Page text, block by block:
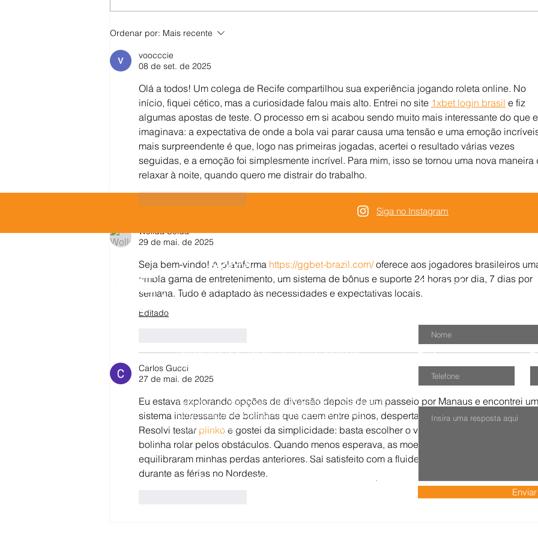
Autoconhecimento como uma
Ordenar por: Mais recente
voocccie
08 de set. de 2025
Olá a todos! Um colega de Recife compartilhou sua experiência jogando roleta online. No
início, fiquei cético, mas a curiosidade falou mais alto. Entrei no site 1xbet login brasil e fiz
algumas apostas de teste. O processo em si acabou sendo muito mais interessante do que
imaginava: a expectativa de onde a bola vai parar causa uma tensão e uma emoção
mais surpreendente é que, logo nas primeiras jogadas, acertei o resultado várias vezes
seguidas, e a emoção foi simplesmente incrível. Para mim, isso se tornou uma nova maneira
relaxar à noite, quando quero me distrair do trabalho.
Wollda Solda
29 de mai. de 2025
Seja bem-vindo! A plataforma https://ggbet-brazil.com/ oferece aos jogadores brasileiros
ampla gama de entretenimento, um sistema de bônus e suporte 24 horas por dia, 7 dias por
semana. Tudo é adaptado às necessidades e expectativas locais.
Editado
Carlos Gucci
27 de mai. de 2025
Eu estava explorando opções de diversão depois de um passeio por Manaus e encontrei um
sistema interessante de bolinhas que caem entre pinos, despertando minha curiosidade.
Resolvi testar plinko e gostei da simplicidade: basta escolher o valor da aposta e deixar a
bolinha rolar pelos obstáculos. Quando menos esperava, as moedas extras apareceram e
equilibraram minhas perdas anteriores. Saí satisfeito com a fluidez do jogo e já planejo voltar
durante as férias no Nordeste.
Siga no Instagram
Sobre
Olá, meu nome é Marcelo Espindola. Sou um engenheiro
com vasta experiência em gestão de projetos, mas me
pensamento e a criação me motivou a estudar
Neurociências e Psicologia.
exploram a interseção entre criatividade, colaboração,
comunicação e a gestão de projetos de um jeito
totalmente novo.
Meu objetivo é simples: ajudar você a estruturar suas
ideias, planejar e executar projetos com mais eficiência,
usando o potencial da mente humana ao seu favor .
Contato
Telefone
Enviar